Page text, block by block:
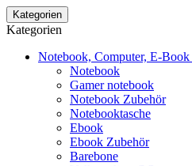
Kategorien
Kategorien
Notebook, Computer, E-Book
Notebook
Gamer notebook
Notebook Zubehör
Notebooktasche
Ebook
Ebook Zubehör
Barebone